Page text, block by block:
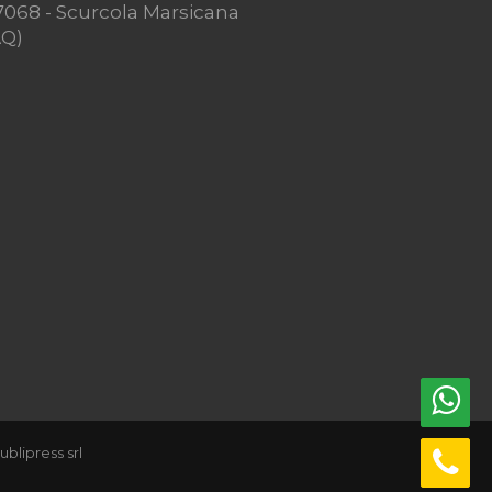
- Scurcola Marsicana
srl